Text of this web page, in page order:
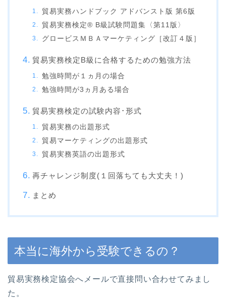
貿易実務ハンドブック アドバンスト版 第6版
貿易実務検定® B級試験問題集〈第11版〉
グロービスＭＢＡマーケティング［改訂４版］
貿易実務検定B級に合格するための勉強方法
勉強時間が１ヵ月の場合
勉強時間が3ヵ月ある場合
貿易実務検定の試験内容･形式
貿易実務の出題形式
貿易マーケティングの出題形式
貿易実務英語の出題形式
再チャレンジ制度(１回落ちても大丈夫！)
まとめ
本当に海外から受験できるの？
貿易実務検定協会へメールで直接問い合わせてみまし
た。